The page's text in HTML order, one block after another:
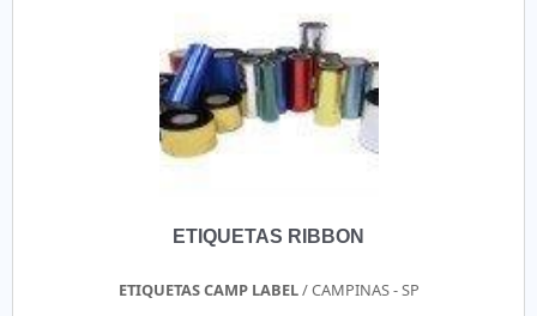
momento do dia, com praticidade e eficiência. Com relação
ao preço do equipamento, é essencial ressaltar que ele
varia de acordo com muitos fatores, principalmente do
fabricante.Produzida com materiais resistentes, a
durabilidade do equipamento tende a ser mais longa,
desde que adquirida em fornecedores. Por isso, mais do
que analisar o valor que será gasto no equipamento, é
Rápidas; Precisas; Sem manchas; Personalizadas. Além de
especializados e comprometidos a garantir alta qualidade
ETIQUETAS RIBBON
ETIQUETAS CAMP LABEL/ CAMPINAS - SP